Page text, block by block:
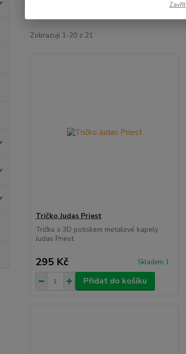
Nejdražší
Zobrazuji 1-20 z 21
Tričko Judas Priest
Tričko s 3D potiskem metalové kapely
Judas Priest.
295 Kč Skladem 1
Přidat do košíku
Zavřít